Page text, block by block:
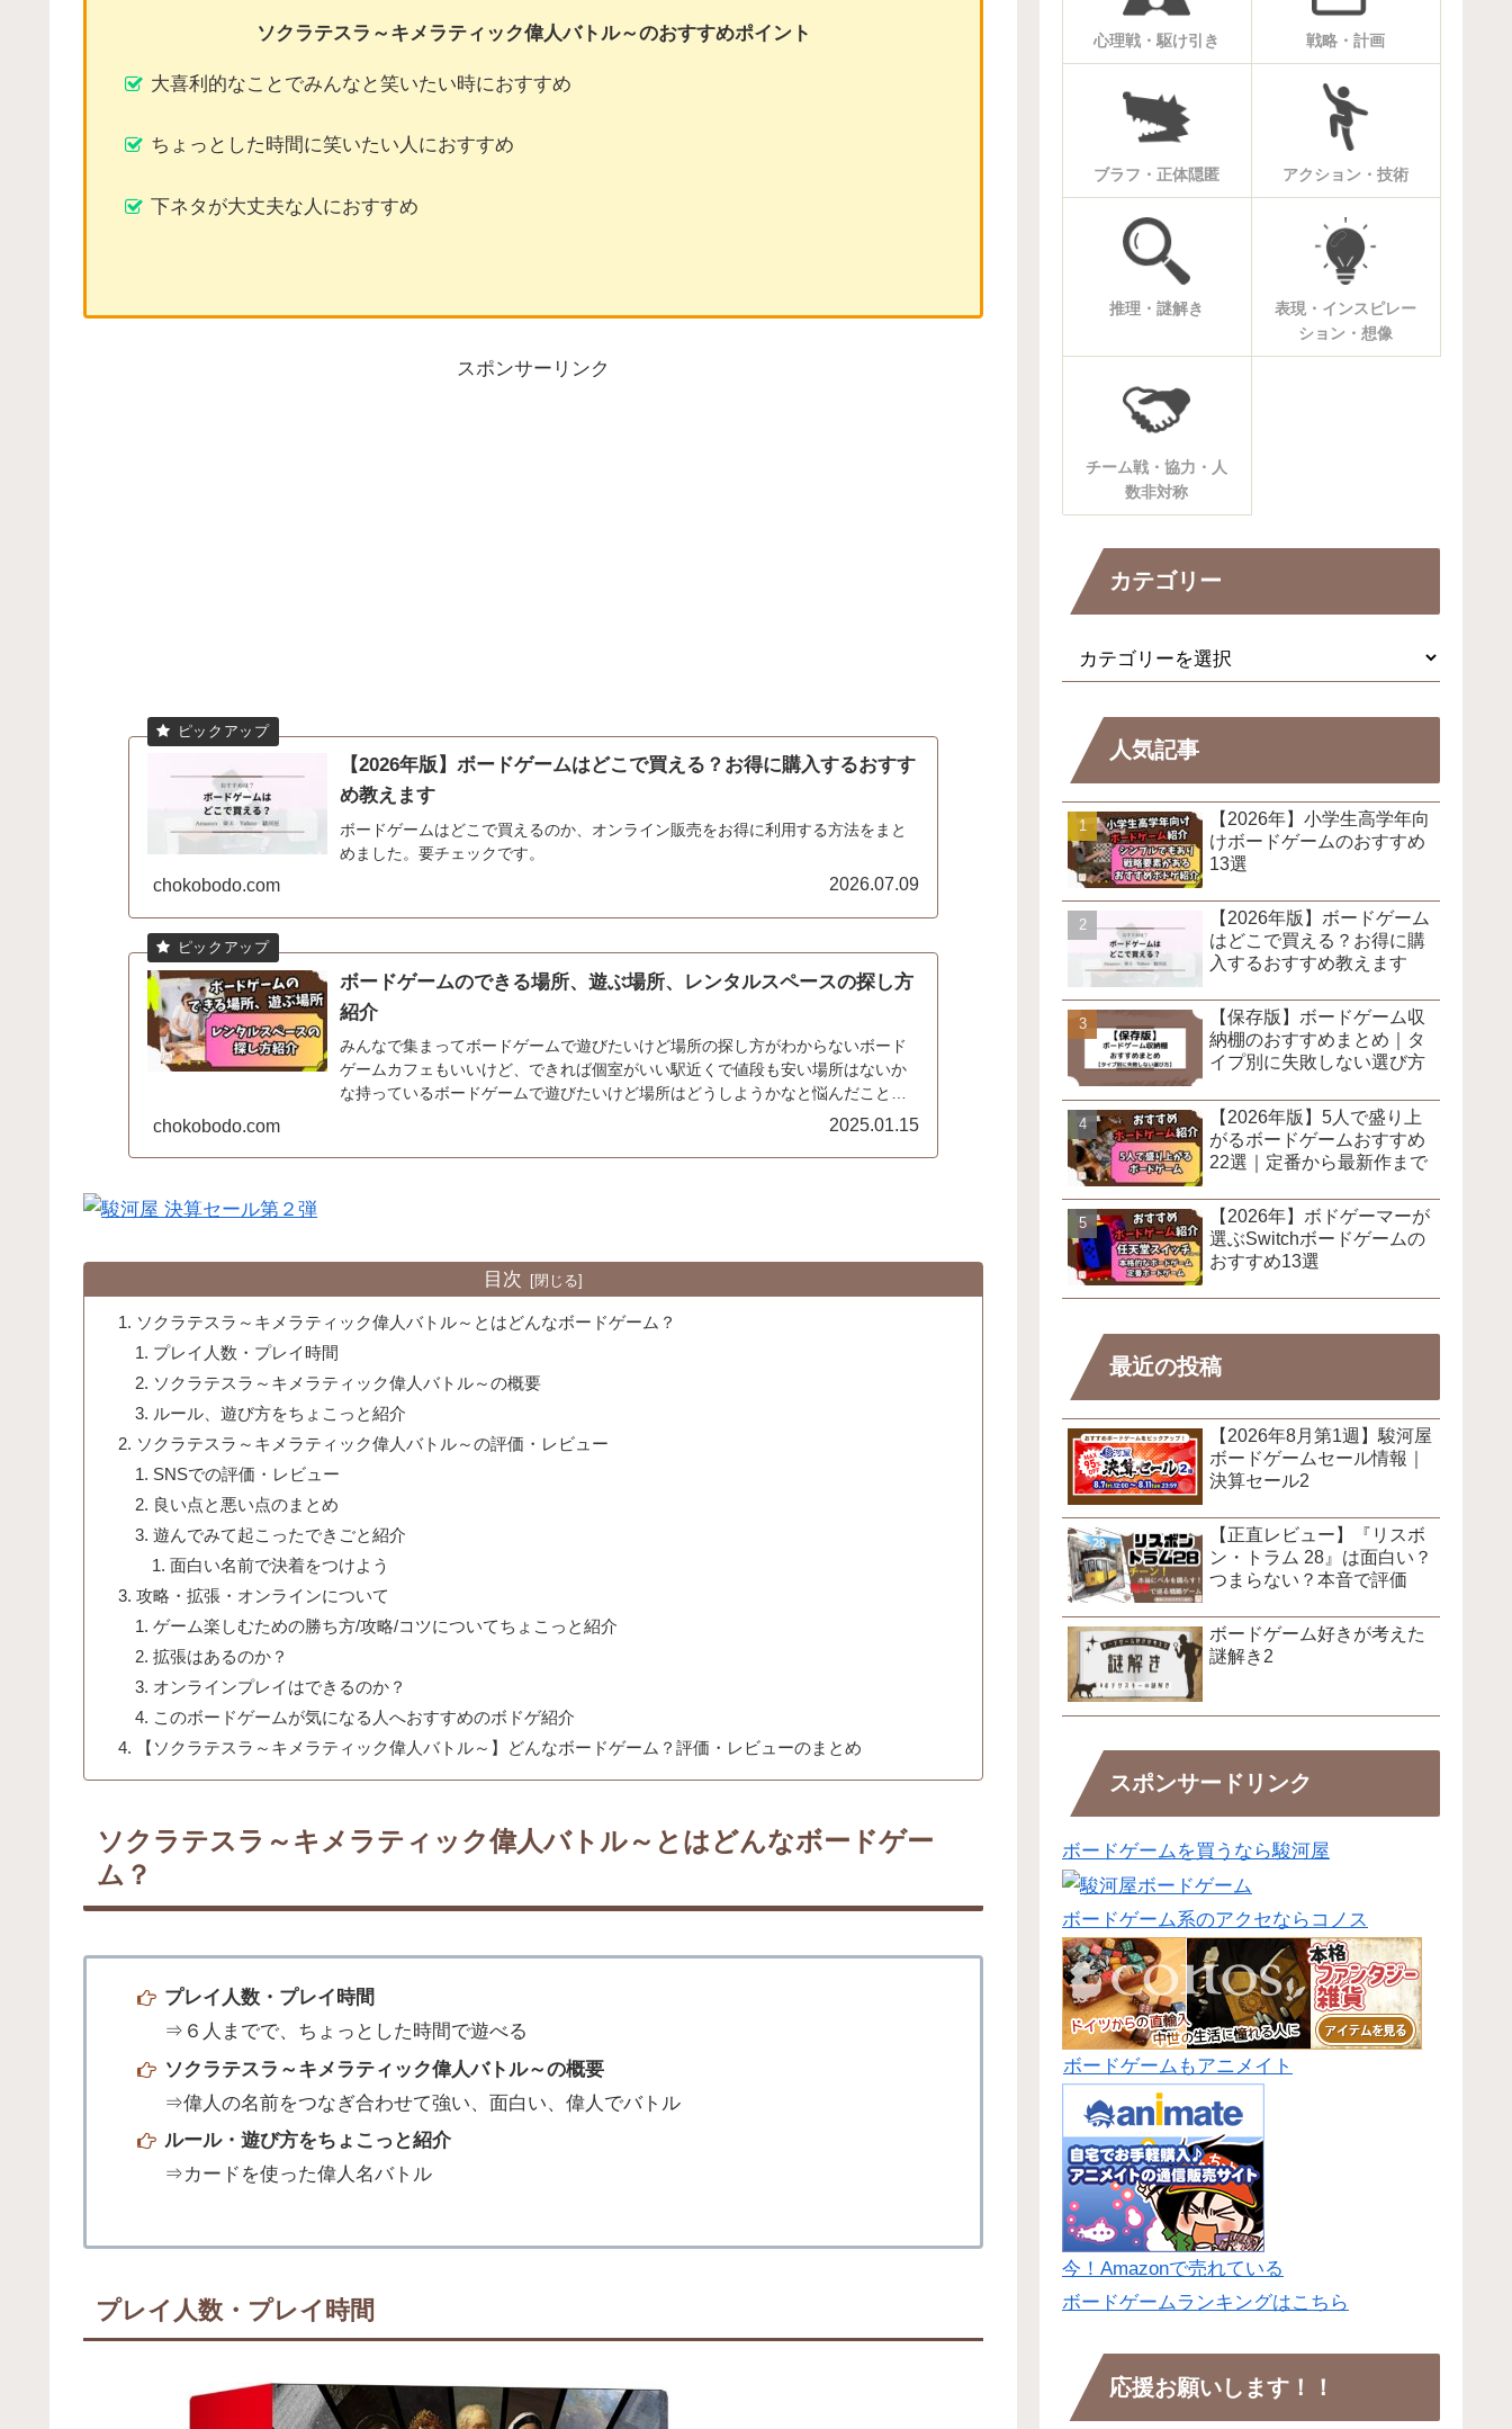
ソクラテスラ～キメラティック偉人バトル～のおすすめポイント
大喜利的なことでみんなと笑いたい時におすすめ
ちょっとした時間に笑いたい人におすすめ
下ネタが大丈夫な人におすすめ
スポンサーリンク
【2026年版】ボードゲームはどこで買える？お得に購入するおすす
め教えます
ボードゲームはどこで買えるのか、オンライン販売をお得に利用する方法をまと
めました。要チェックです。
chokobodo.com 2026.07.09
ボードゲームのできる場所、遊ぶ場所、レンタルスペースの探し方
紹介
みんなで集まってボードゲームで遊びたいけど場所の探し方がわからないボード
ゲームカフェもいいけど、できれば個室がいい駅近くで値段も安い場所はないか
な持っているボードゲームで遊びたいけど場所はどうしようかなと悩んだことは
chokobodo.com 2025.01.15
目次
ソクラテスラ～キメラティック偉人バトル～とはどんなボードゲーム？
プレイ人数・プレイ時間
ソクラテスラ～キメラティック偉人バトル～の概要
ルール、遊び方をちょこっと紹介
ソクラテスラ～キメラティック偉人バトル～の評価・レビュー
SNSでの評価・レビュー
良い点と悪い点のまとめ
遊んでみて起こったできごと紹介
面白い名前で決着をつけよう
攻略・拡張・オンラインについて
ゲーム楽しむための勝ち方/攻略/コツについてちょこっと紹介
拡張はあるのか？
オンラインプレイはできるのか？
このボードゲームが気になる人へおすすめのボドゲ紹介
【ソクラテスラ～キメラティック偉人バトル～】どんなボードゲーム？評価・レビューのまとめ
ソクラテスラ～キメラティック偉人バトル～とはどんなボードゲー
ム？
プレイ人数・プレイ時間
⇒６人までで、ちょっとした時間で遊べる
ソクラテスラ～キメラティック偉人バトル～の概要
⇒偉人の名前をつなぎ合わせて強い、面白い、偉人でバトル
ルール・遊び方をちょこっと紹介
⇒カードを使った偉人名バトル
プレイ人数・プレイ時間
心理戦・駆け引き 戦略・計画
ブラフ・正体隠匿 アクション・技術
推理・謎解き
表現・インスピレー
ション・想像
チーム戦・協力・人
数非対称
カテゴリー
人気記事
【2026年】小学生高学年向
けボードゲームのおすすめ
13選
【2026年版】ボードゲーム
はどこで買える？お得に購
入するおすすめ教えます
【保存版】ボードゲーム収
納棚のおすすめまとめ｜タ
イプ別に失敗しない選び方
【2026年版】5人で盛り上
がるボードゲームおすすめ
22選｜定番から最新作まで
【2026年】ボドゲーマーが
選ぶSwitchボードゲームの
おすすめ13選
最近の投稿
【2026年8月第1週】駿河屋
ボードゲームセール情報｜
決算セール2
【正直レビュー】『リスボ
ン・トラム 28』は面白い？
つまらない？本音で評価
ボードゲーム好きが考えた
謎解き2
スポンサードリンク
ボードゲームを買うなら駿河屋
ボードゲーム系のアクセならコノス
ボードゲームもアニメイト
今！Amazonで売れている
ボードゲームランキングはこちら
応援お願いします！！